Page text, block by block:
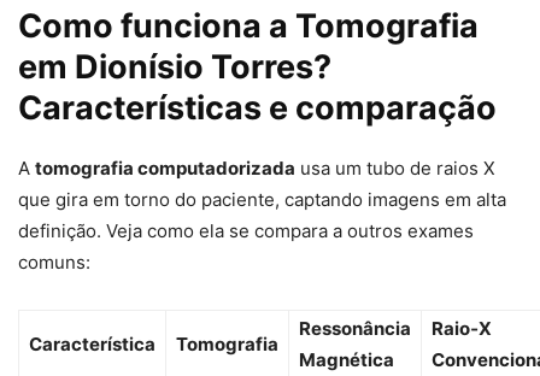
Como funciona a Tomografia
em Dionísio Torres?
Características e comparação
A tomografia computadorizada usa um tubo de raios X
que gira em torno do paciente, captando imagens em alta
definição. Veja como ela se compara a outros exames
comuns:
Característica Tomografia
Ressonância
Magnética
Raio‑X